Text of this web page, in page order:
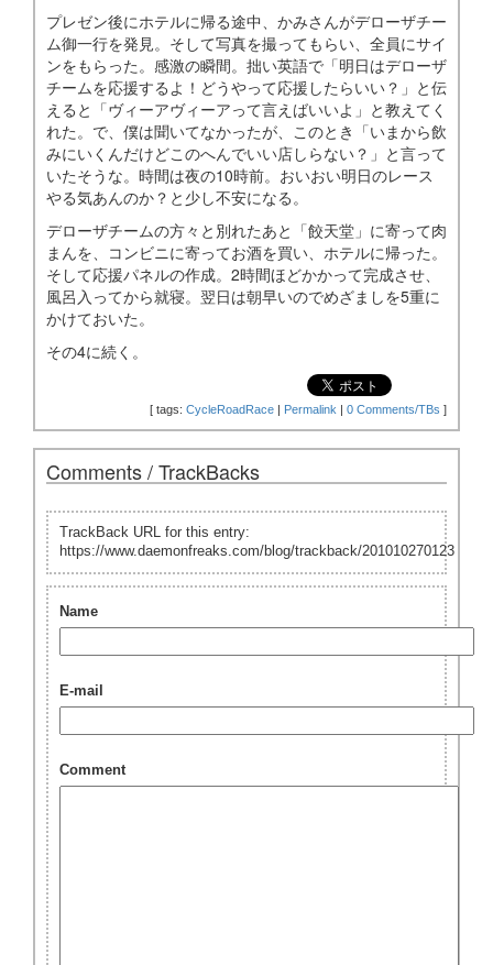
プレゼン後にホテルに帰る途中、かみさんがデローザチー
ム御一行を発見。そして写真を撮ってもらい、全員にサイ
ンをもらった。感激の瞬間。拙い英語で「明日はデローザ
チームを応援するよ！どうやって応援したらいい？」と伝
えると「ヴィーアヴィーアって言えばいいよ」と教えてく
れた。で、僕は聞いてなかったが、このとき「いまから飲
みにいくんだけどこのへんでいい店しらない？」と言って
いたそうな。時間は夜の10時前。おいおい明日のレース
やる気あんのか？と少し不安になる。
デローザチームの方々と別れたあと「餃天堂」に寄って肉
まんを、コンビニに寄ってお酒を買い、ホテルに帰った。
そして応援パネルの作成。2時間ほどかかって完成させ、
風呂入ってから就寝。翌日は朝早いのでめざましを5重に
かけておいた。
その4に続く。
[ tags: CycleRoadRace | Permalink | 0 Comments/TBs ]
Comments / TrackBacks
TrackBack URL for this entry:
https://www.daemonfreaks.com/blog/trackback/201010270123
Name
E-mail
Comment